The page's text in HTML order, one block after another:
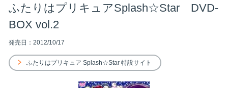
ふたりはプリキュアSplash☆Star DVD-
BOX vol.2
発売日：2012/10/17
ふたりはプリキュア Splash☆Star 特設サイト